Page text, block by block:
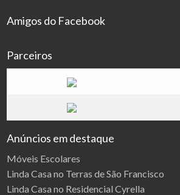
Amigos do Facebook
Parceiros
Anúncios em destaque
Móveis Escolares
Linda Casa no Terras de São Francisco
Linda Casa no Residencial Cyrella